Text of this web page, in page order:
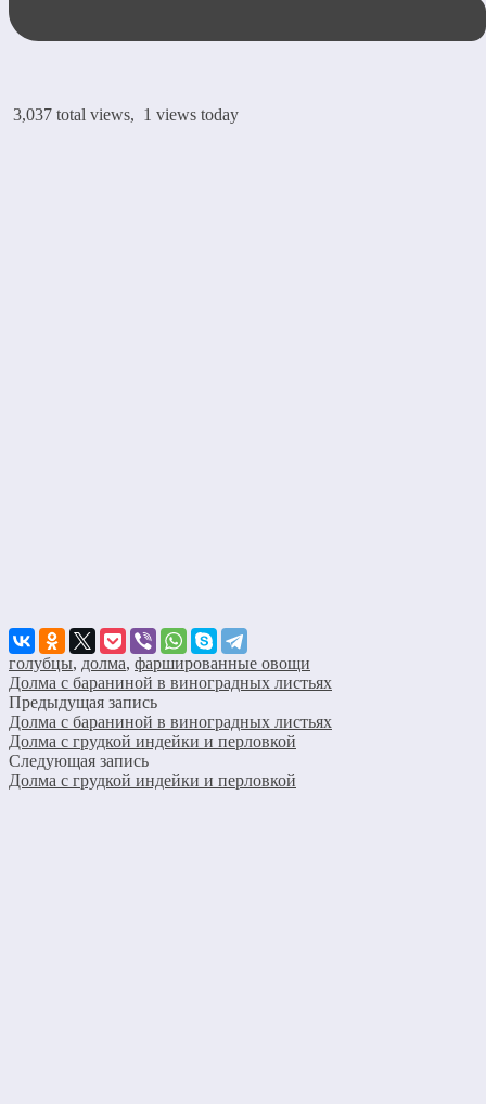
3,037 total views, 1 views today
голубцы, долма, фаршированные овощи
Долма с бараниной в виноградных листьях
Предыдущая запись
Долма с бараниной в виноградных листьях
Долма с грудкой индейки и перловкой
Следующая запись
Долма с грудкой индейки и перловкой